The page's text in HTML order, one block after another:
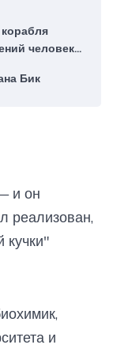
человека
о людях
Бик
и он
реализован,
кучки"
и